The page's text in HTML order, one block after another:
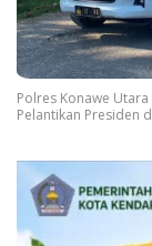
Polres Konawe
Pelantikan Presiden